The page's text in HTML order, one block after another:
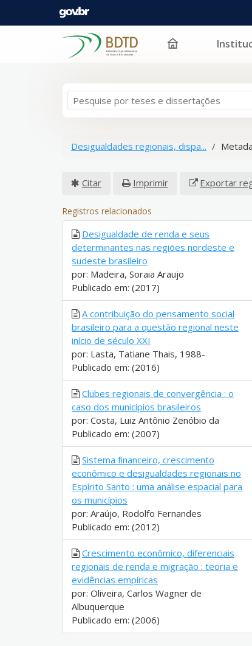
Pular para o conteúdo
Desigualdades regionais, dispa...
Citar Imprimir Exportar
Registros relacionados
Desigualdade de renda e seus
determinantes nas regiões nordeste e
sudeste brasileiro
por: Madeira, Soraia Araujo
Publicado em: (2017)
A contribuição do pensamento social
brasileiro para a questão regional neste
início de século XXI
por: Lasta, Tatiane Thais, 1988-
Publicado em: (2016)
Clubes regionais de convergência : o
caso dos municípios brasileiros
por: Costa, Luiz Antônio Zenóbio da
Publicado em: (2007)
Sistema financeiro, crescimento
econômico e desigualdades regionais no
Espírito Santo : uma análise espacial para
os municípios
por: Araújo, Rodolfo Fernandes
Publicado em: (2012)
Crescimento econômico, diferenciais
regionais de renda e migração : teoria e
evidências empíricas
por: Oliveira, Carlos Wagner de
Albuquerque
Publicado em: (2006)